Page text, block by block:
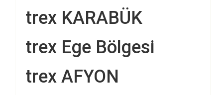
trex KARABÜK
trex Ege Bölgesi
trex AFYON